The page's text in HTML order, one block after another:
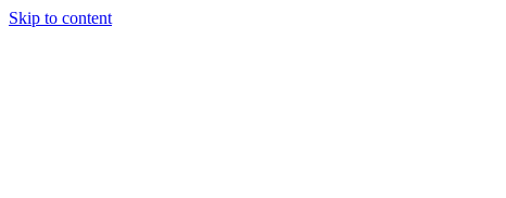
Skip to content